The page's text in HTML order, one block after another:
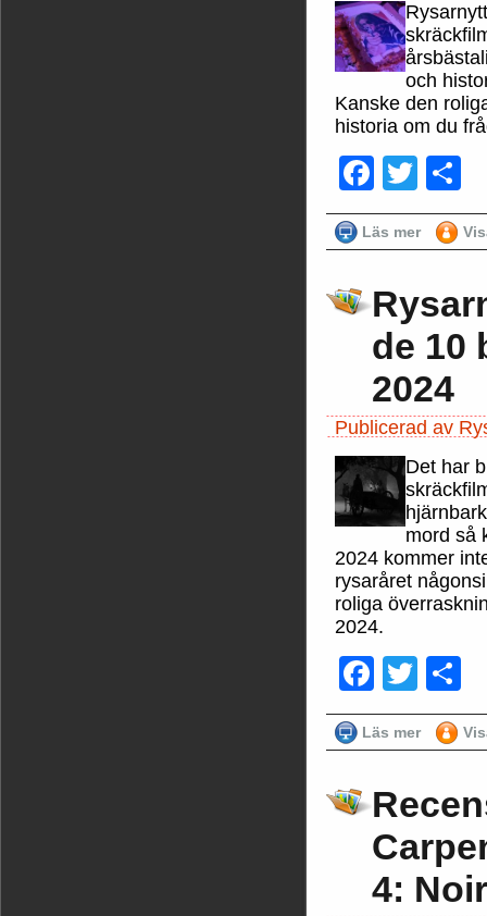
och
Kanske den
historia om du
Läs mer
de 10
2024
Publicerad av
Det har
mord så
2024 kommer
rysaråret
roliga
2024.
Läs mer
4: Noir